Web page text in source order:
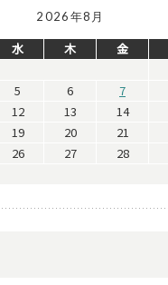
2026年8月
水 木 金
5 6 7
12 13 14
19 20 21
26 27 28